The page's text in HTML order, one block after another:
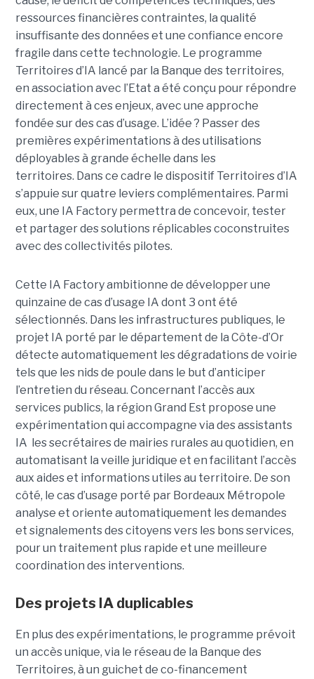
ressources financières contraintes, la qualité
insuffisante des données et une confiance encore
fragile dans cette technologie. Le programme
Territoires d’IA lancé par la Banque des territoires,
en association avec l’Etat a été conçu pour répondre
directement à ces enjeux, avec une approche
fondée sur des cas d’usage. L’idée ? Passer des
premières expérimentations à des utilisations
déployables à grande échelle dans les
territoires. Dans ce cadre le dispositif Territoires d’IA
s’appuie sur quatre leviers complémentaires. Parmi
eux, une IA Factory permettra de concevoir, tester
et partager des solutions réplicables coconstruites
avec des collectivités pilotes.
Cette IA Factory ambitionne de développer une
quinzaine de cas d’usage IA dont 3 ont été
sélectionnés. Dans les infrastructures publiques, le
projet IA porté par le département de la Côte-d’Or
détecte automatiquement les dégradations de voirie
tels que les nids de poule dans le but d’anticiper
l’entretien du réseau. Concernant l’accès aux
services publics, la région Grand Est propose une
expérimentation qui accompagne via des assistants
IA les secrétaires de mairies rurales au quotidien, en
automatisant la veille juridique et en facilitant l’accès
aux aides et informations utiles au territoire. De son
côté, le cas d’usage porté par Bordeaux Métropole
analyse et oriente automatiquement les demandes
et signalements des citoyens vers les bons services,
pour un traitement plus rapide et une meilleure
coordination des interventions.
Des projets IA duplicables
En plus des expérimentations, le programme prévoit
un accès unique, via le réseau de la Banque des
Territoires, à un guichet de co-financement